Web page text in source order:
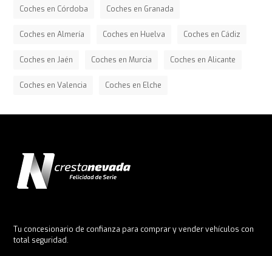
Coches en Córdoba Coches en Granada
Coches en Almería Coches en Huelva Coches en Cádiz
Coches en Jaén Coches en Murcia Coches en Alicante
Coches en Valencia Coches en Elche
Tu concesionario de confianza para comprar y vender vehículos con
total seguridad.